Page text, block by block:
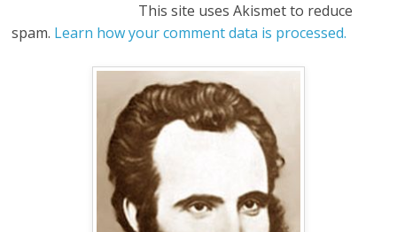
This site uses Akismet to reduce
spam. Learn how your comment data is processed.